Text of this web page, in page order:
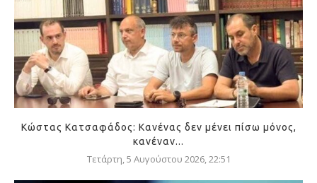
Κώστας Κατσαφάδος: Κανένας δεν μένει πίσω μόνος,
κανέναν...
Τετάρτη, 5 Αυγούστου 2026, 22:51